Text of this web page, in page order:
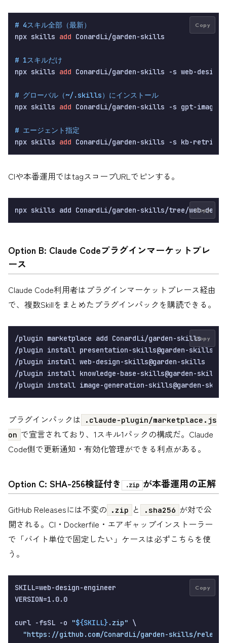
# 4スキル全部（最新）
npx skills add ConardLi/garden-skills
# 1スキルだけ
npx skills add ConardLi/garden-skills -s web-design-
# グローバル（~/.skills）にインストール
npx skills add ConardLi/garden-skills -s gpt-image
# エージェント指定
npx skills add
Copy
CIや本番運用ではtagスコープURLでピンする。
Copy
Option B: Claude Codeプラグインマーケットプレ
ース
Claude Code利用者はプラグインマーケットプレース経由
で、複数Skillをまとめたプラグインパックを購読できる。
/plugin marketplace add ConardLi/garden-skills
/plugin install presentation-skills@garden-skills
/plugin install web-design-skills@garden-skills
/plugin install knowledge-base-skills@garden-skills
Copy
プラグインパックは
.claude-plugin/marketplace.js
on で宣言されており、1スキル1パックの構成だ。Claude
Code側で更新通知・有効化管理ができる利点がある。
Option C: SHA-256検証付き .zip が本番運用の正解
GitHub Releasesには不変の .zip と .sha256 が対で公
開される。CI・Dockerfile・エアギャップインストーラー
で「バイト単位で固定したい」ケースは必ずこちらを使
う。
SKILL=web-design-engineer
VERSION=1.0.0
curl -fsSL -o "${SKILL}.zip" \
"https://github.com/ConardLi/garden-skills/
Copy